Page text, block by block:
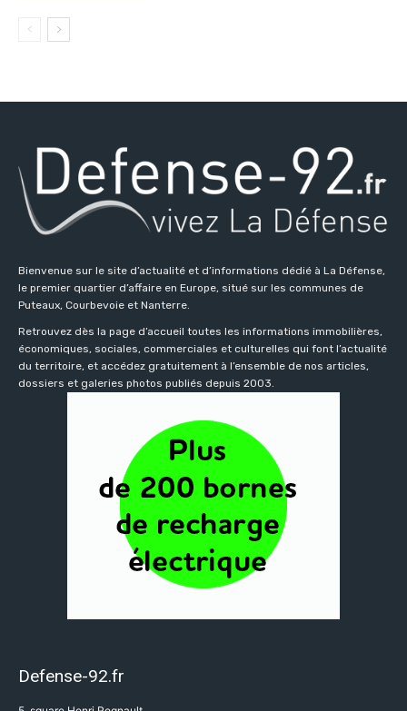
Bienvenue sur le site d’actualité et d’informations dédié à La Défense,
le premier quartier d’affaire en Europe, situé sur les communes de
Puteaux, Courbevoie et Nanterre.
Retrouvez dès la page d’accueil toutes les informations immobilières,
économiques, sociales, commerciales et culturelles qui font l’actualité
du territoire, et accédez gratuitement à l’ensemble de nos articles,
dossiers et galeries photos publiés depuis 2003.
Defense-92.fr